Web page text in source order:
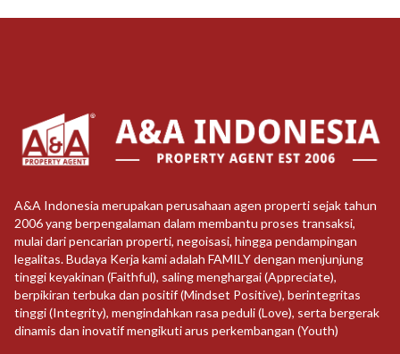
A&A Indonesia merupakan perusahaan agen properti sejak tahun
2006 yang berpengalaman dalam membantu proses transaksi,
mulai dari pencarian properti, negoisasi, hingga pendampingan
legalitas. Budaya Kerja kami adalah FAMILY dengan menjunjung
tinggi keyakinan (Faithful), saling menghargai (Appreciate),
berpikiran terbuka dan positif (Mindset Positive), berintegritas
tinggi (Integrity), mengindahkan rasa peduli (Love), serta bergerak
dinamis dan inovatif mengikuti arus perkembangan (Youth)